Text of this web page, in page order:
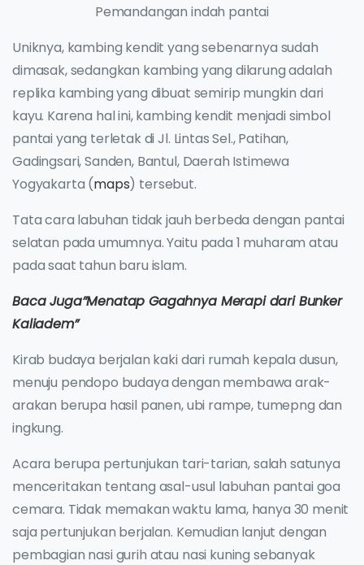
Pemandangan indah pantai
Uniknya, kambing kendit yang sebenarnya sudah
dimasak, sedangkan kambing yang dilarung adalah
replika kambing yang dibuat semirip mungkin dari
kayu. Karena hal ini, kambing kendit menjadi simbol
pantai yang terletak di Jl. Lintas Sel., Patihan,
Gadingsari, Sanden, Bantul, Daerah Istimewa
Yogyakarta (maps) tersebut.
Tata cara labuhan tidak jauh berbeda dengan pantai
selatan pada umumnya. Yaitu pada 1 muharam atau
pada saat tahun baru islam.
Baca Juga”Menatap Gagahnya Merapi dari Bunker
Kaliadem”
Kirab budaya berjalan kaki dari rumah kepala dusun,
menuju pendopo budaya dengan membawa arak-
arakan berupa hasil panen, ubi rampe, tumepng dan
ingkung.
Acara berupa pertunjukan tari-tarian, salah satunya
menceritakan tentang asal-usul labuhan pantai goa
cemara. Tidak memakan waktu lama, hanya 30 menit
saja pertunjukan berjalan. Kemudian lanjut dengan
pembagian nasi gurih atau nasi kuning sebanyak